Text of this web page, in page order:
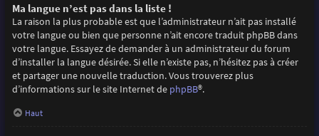
Ma langue n’est pas dans la liste !
La raison la plus probable est que l’administrateur n’ait pas installé
votre langue ou bien que personne n’ait encore traduit phpBB dans
votre langue. Essayez de demander à un administrateur du forum
d’installer la langue désirée. Si elle n’existe pas, n’hésitez pas à créer
et partager une nouvelle traduction. Vous trouverez plus
d’informations sur le site Internet de phpBB®.
Haut